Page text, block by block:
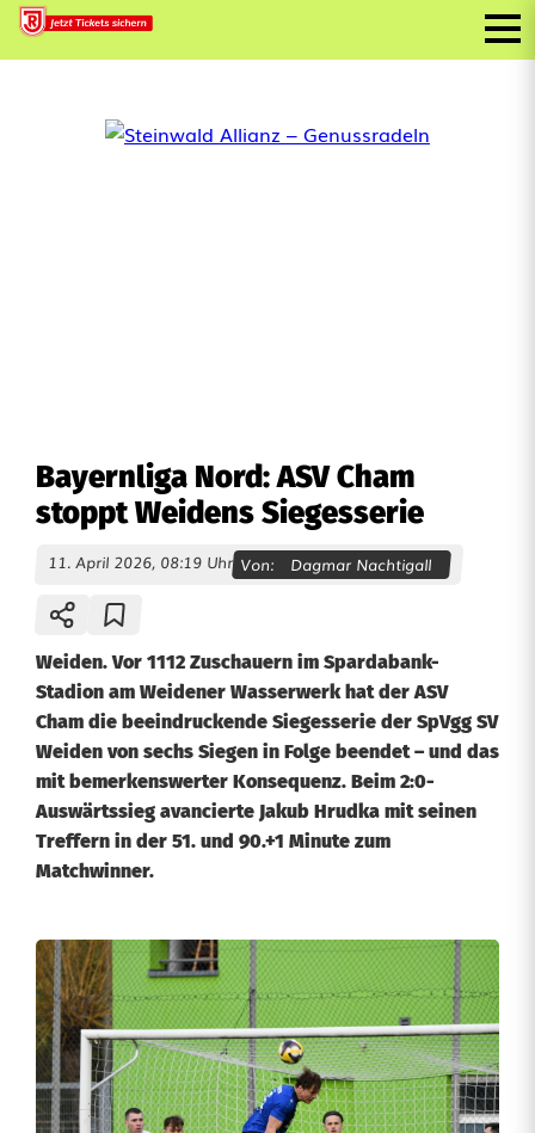
Bayernliga Nord: ASV Cham
stoppt Weidens Siegesserie
11. April 2026, 08:19 Uhr Von: Dagmar Nachtigall
Weiden. Vor 1112 Zuschauern im Spardabank-
Stadion am Weidener Wasserwerk hat der ASV
Cham die beeindruckende Siegesserie der SpVgg SV
Weiden von sechs Siegen in Folge beendet – und das
mit bemerkenswerter Konsequenz. Beim 2:0-
Auswärtssieg avancierte Jakub Hrudka mit seinen
Treffern in der 51. und 90.+1 Minute zum
Matchwinner.
B
a
y
e